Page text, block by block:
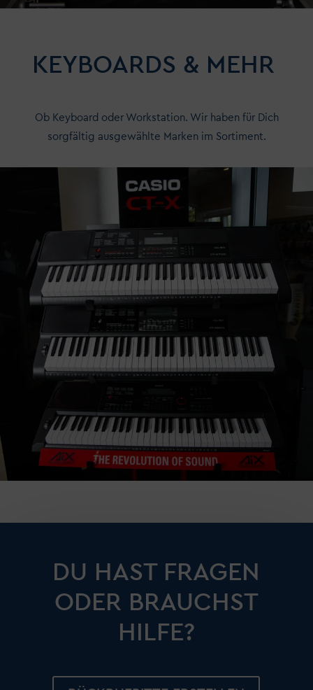
KEYBOARDS & MEHR
Ob Keyboard oder Workstation. Wir haben für Dich
sorgfältig ausgewählte Marken im Sortiment.
DU HAST FRAGEN
ODER BRAUCHST
HILFE?